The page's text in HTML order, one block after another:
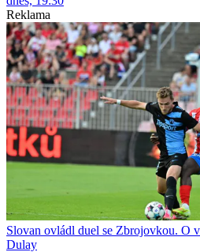
Reklama
Slovan ovládl duel se Zbrojovkou. O
Dulay